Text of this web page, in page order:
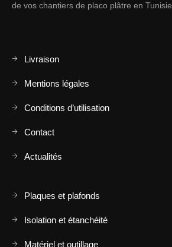
de vos chantiers de placo plâtre en Tunisie.
Livraison
Mentions légales
Conditions d’utilisation
Contact
Actualités
Plaques et plafonds
Isolation et étanchéité
Matériel et outillage